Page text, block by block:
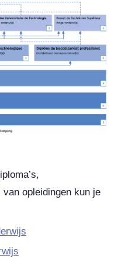
van opleidingen kun je